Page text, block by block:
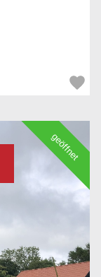
geöffnet